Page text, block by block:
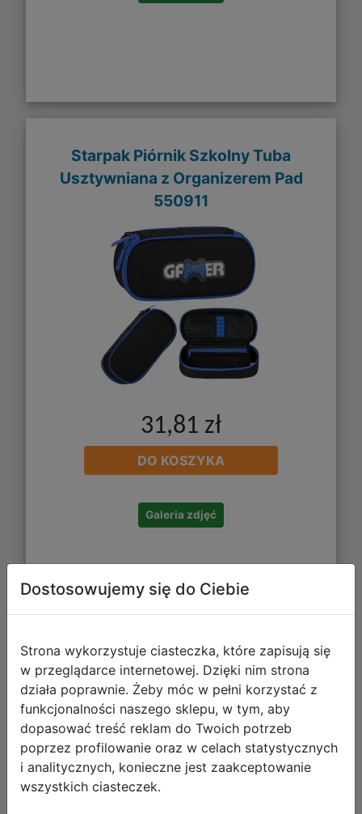
Starpak Piórnik Szkolny Tuba
Usztywniana z Organizerem Pad
550911
31,81 zł
DO KOSZYKA
Galeria zdjęć
Starpak Piórnik Szkolny Tuba
Usztywniana z Organizerem Pixel
550913
Dostosowujemy się do Ciebie
Strona wykorzystuje ciasteczka, które zapisują się
w przeglądarce internetowej. Dzięki nim strona
działa poprawnie. Żeby móc w pełni korzystać z
funkcjonalności naszego sklepu, w tym, aby
dopasować treść reklam do Twoich potrzeb
poprzez profilowanie oraz w celach statystycznych
i analitycznych, konieczne jest zaakceptowanie
wszystkich ciasteczek.